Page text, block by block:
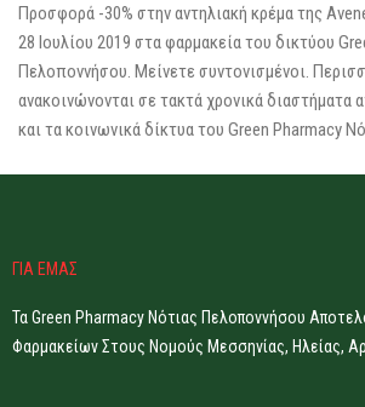
Προσφορά -30% στην αντηλιακή κρέμα της
28 Ιουλίου 2019 στα φαρμακεία του δικτύου
Πελοποννήσου. Μείνετε συντονισμένοι.
ανακοινώνονται σε τακτά χρονικά διαστήματα
και τα κοινωνικά δίκτυα του Green Pharmacy
ΓΙΑ ΕΜΑΣ
Τα Green Pharmacy Νότιας Πελοποννήσου
Φαρμακείων Στους Νομούς Μεσσηνίας, Ηλείας,